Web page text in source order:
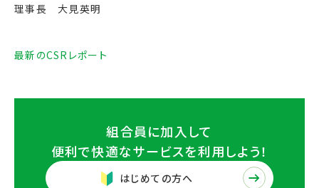
理事長 大見英明
最新のCSRレポート
組合員に加入して
便利で快適なサービスを利用しよう！
はじめての方へ